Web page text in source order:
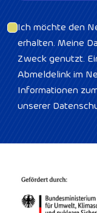
Ich möchte den
erhalten. Meine
Zweck genutzt.
Abmeldelink im
Informationen
unserer